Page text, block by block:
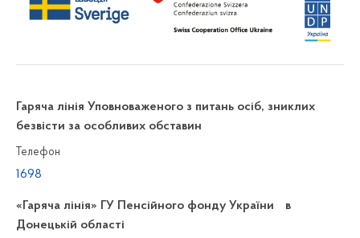
Гаряча лінія Уповноваженого з питань осіб, зниклих
безвісти за особливих обставин
Телефон
1698
«Гаряча лінія» ГУ Пенсійного фонду України в
Донецькій області